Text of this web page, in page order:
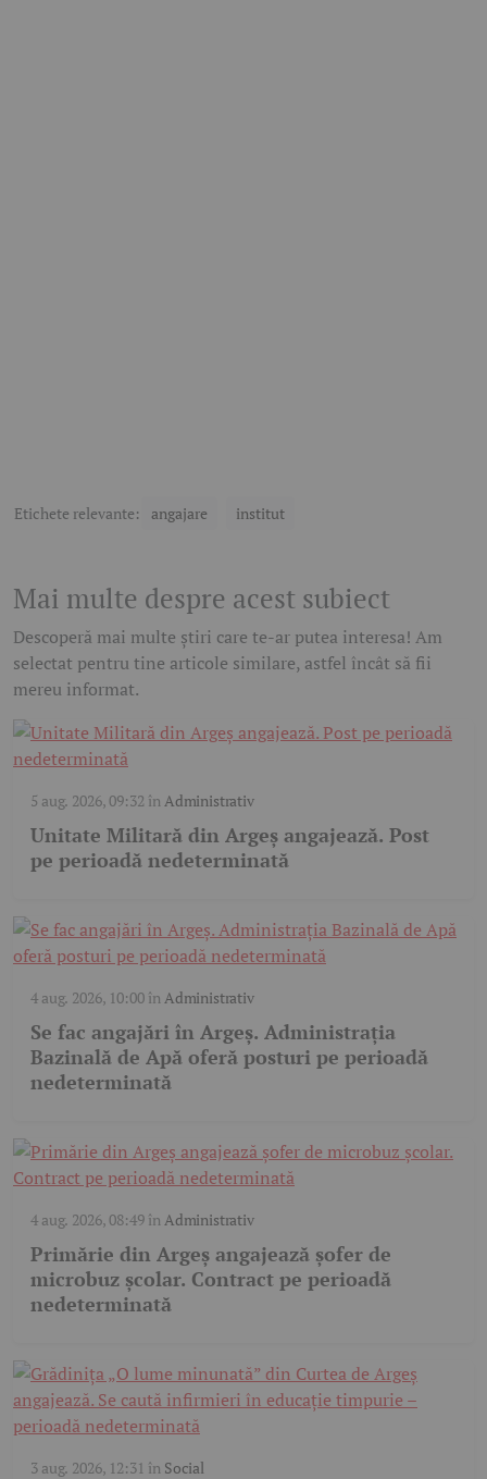
Etichete relevante: angajare institut
Mai multe despre acest subiect
Descoperă mai multe știri care te-ar putea interesa! Am
selectat pentru tine articole similare, astfel încât să fii
mereu informat.
5 aug. 2026, 09:32 în Administrativ
Unitate Militară din Argeș angajează. Post
pe perioadă nedeterminată
4 aug. 2026, 10:00în Administrativ
Se fac angajări în Argeș. Administrația
Bazinală de Apă oferă posturi pe perioadă
nedeterminată
4 aug. 2026, 08:49în Administrativ
Primărie din Argeș angajează șofer de
microbuz școlar. Contract pe perioadă
nedeterminată
3 aug. 2026, 12:31 în Social